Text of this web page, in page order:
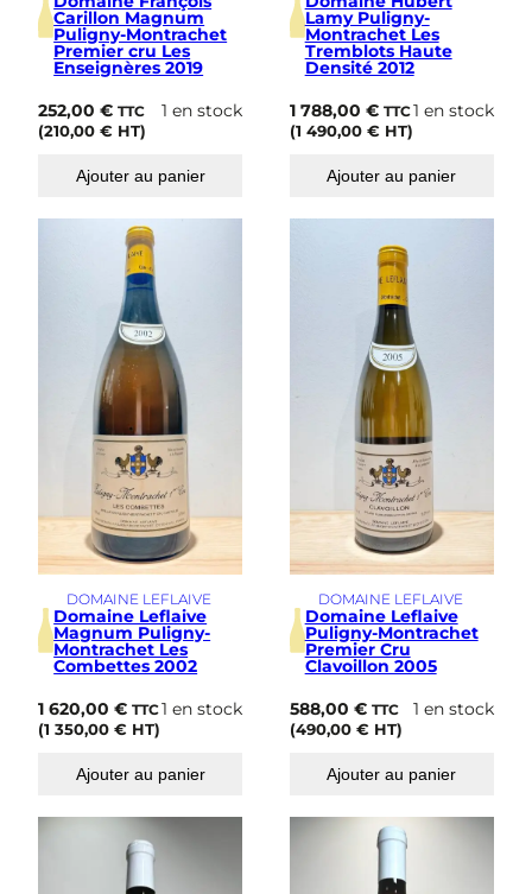
Carillon Magnum
Puligny-Montrachet
Premier cru Les
Enseignères 2019
252,00€ TTC
(210,00€ HT)
1 en stock
Ajouter au panier
Lamy Puligny-
Montrachet Les
Tremblots Haute
Densité 2012
1 788,00 € TTC
(1 490,00 €HT)
1 en stock
Ajouter au panier
DOMAINE LEFLAIVE
Domaine Leflaive
Magnum Puligny-
Montrachet Les
Combettes 2002
1 620,00€ TTC
(1 350,00€ HT)
1 en stock
Ajouter au panier
DOMAINE LEFLAIVE
Domaine Leflaive
Puligny-Montrachet
Premier Cru
Clavoillon 2005
588,00 € TTC
(490,00 €HT)
1 en stock
Ajouter au panier